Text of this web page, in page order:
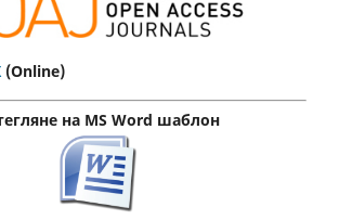
(Online)
на MS Word шаблон